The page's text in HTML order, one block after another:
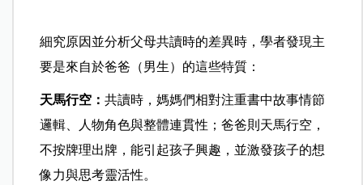
細究原因並分析父母共讀時的差異時，學者發現主
要是來自於爸爸（男生）的這些特質：
天馬行空：共讀時，媽媽們相對注重書中故事情節
邏輯、人物角色與整體連貫性；爸爸則天馬行空，
不按牌理出牌，能引起孩子興趣，並激發孩子的想
像力與思考靈活性。